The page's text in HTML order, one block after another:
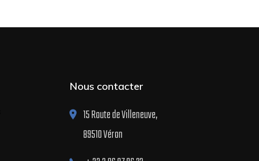
Nous contacter
15 Route de Villeneuve,
89510 Véron